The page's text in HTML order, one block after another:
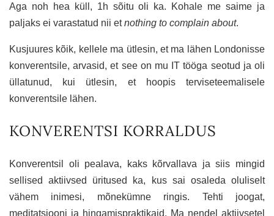
Aga noh hea küll, 1h sõitu oli ka. Kohale me saime ja
paljaks ei varastatud nii etnothing to complain about.
Kusjuures kõik, kellele ma ütlesin, et ma lähen Londonisse
konverentsile, arvasid, et see on mu IT tööga seotud ja oli
üllatunud, kui ütlesin, et hoopis terviseteemalisele
konverentsile lähen.
KONVERENTSI KORRALDUS
Konverentsil oli pealava, kaks kõrvallava ja siis mingid
sellised aktiivsed üritused ka, kus sai osaleda oluliselt
vähem inimesi, mõnekümne ringis. Tehti joogat,
meditatsiooni ja hingamispraktikaid. Ma nendel aktiivsetel